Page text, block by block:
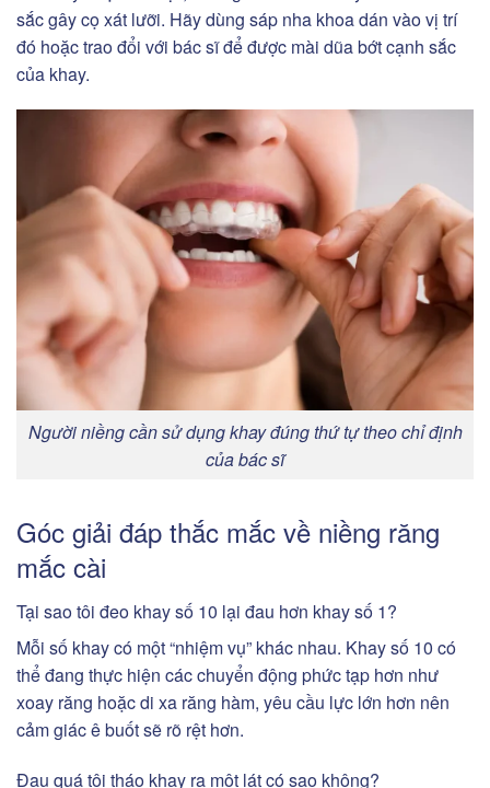
sắc gây cọ xát lưỡi. Hãy dùng sáp nha khoa dán vào vị trí
đó hoặc trao đổi với bác sĩ để được mài dũa bớt cạnh sắc
của khay.
Người niềng cần sử dụng khay đúng thứ tự theo chỉ định
của bác sĩ
Góc giải đáp thắc mắc về niềng răng
mắc cài
Tại sao tôi đeo khay số 10 lại đau hơn khay số 1?
Mỗi số khay có một “nhiệm vụ” khác nhau. Khay số 10 có
thể đang thực hiện các chuyển động phức tạp hơn như
xoay răng hoặc di xa răng hàm, yêu cầu lực lớn hơn nên
cảm giác ê buốt sẽ rõ rệt hơn.
Đau quá tôi tháo khay ra một lát có sao không?